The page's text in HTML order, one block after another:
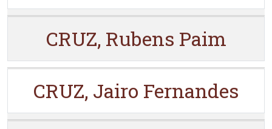
CRUZ, Rubens Paim
CRUZ, Jairo Fernandes